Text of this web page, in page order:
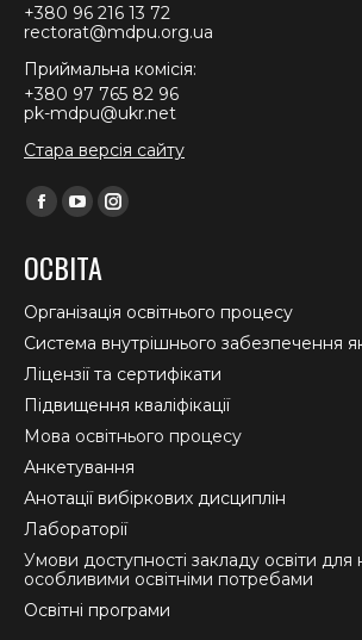
+380 96 216 13 72
rectorat@mdpu.org.ua
Приймальна комісія:
+380 97 765 82 96
pk-mdpu@ukr.net
Стара версія сайту
Find us on:
Facebook
opens
in
new
window
YouTube
opens
in
new
window
Instagram
in
new
window
ОСВІТА
Організація освітнього процесу
Система внутрішнього забезпечення
Ліцензії та сертифікати
Підвищення кваліфікації
Мова освітнього процесу
Анкетування
Анотації вибіркових дисциплін
Лабораторії
Умови доступності закладу освіти для
особливими освітніми потребами
Освітні програми